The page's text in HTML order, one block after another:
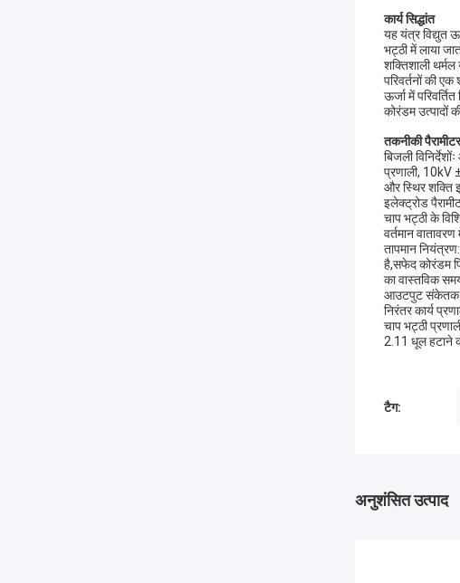
कार्य सिद्धांत
यह यंत्र विद्युत
भट्ठी में लाया
शक्तिशाली
परिवर्तनों की
ऊर्जा में
कोरंडम उत्पादों
तकनीकी
बिजली
प्रणाली, 10kV
और स्थिर शक्ति
इलेक्ट्रोड
चाप भट्ठी के
वर्तमान
तापमान
है,सफेद कोरंडम
का वास्तविक
आउटपुट संकेतकः
निरंतर कार्य
चाप भट्ठी
2.11 धूल हटाने
टैग:
अनुशंसित उत्पाद